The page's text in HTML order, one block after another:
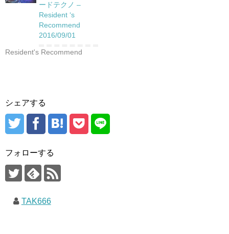
ードテクノ –
Resident ‘s
Recommend
2016/09/01
Resident's Recommend
シェアする
フォローする
TAK666